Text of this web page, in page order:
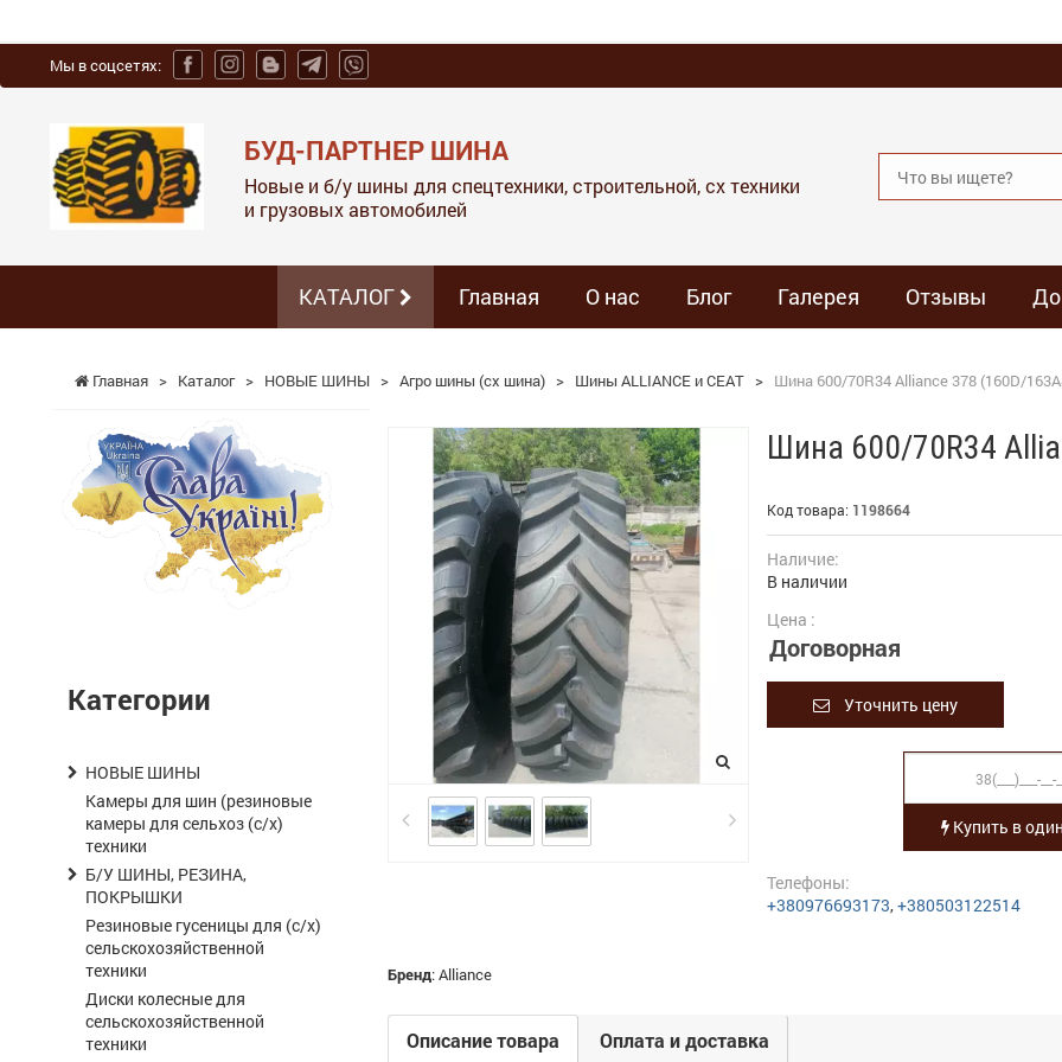
Мы в соцсетях:
БУД-ПАРТНЕР ШИНА
Новые и б/у шины для спецтехники, строительной, сх техники
и грузовых автомобилей
КАТАЛОГ Главная О нас Блог Галерея Отзывы
Главная > Каталог > НОВЫЕ ШИНЫ > Агро шины (сх шина) > Шины ALLIANCE и СЕАТ > Шина 600/70R34 Alliance 378 (160D/
Шина 600/70R34
Код товара: 1198664
Наличие:
В наличии
Цена :
Договорная
Уточнить цену
Купить в
Телефоны:
+380976693173,+380503122514
Бренд:Alliance
Описание товара Оплата и доставка
Категории
НОВЫЕ ШИНЫ
Камеры для шин (резиновые
камеры для сельхоз (с/х)
техники
Б/У ШИНЫ, РЕЗИНА,
ПОКРЫШКИ
Резиновые гусеницы для (с/х)
сельскохозяйственной
техники
Диски колесные для
сельскохозяйственной
техники